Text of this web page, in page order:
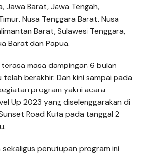
Jawa Barat, Jawa Tengah,
Nusa Tenggara Barat, Nusa
Barat, Sulawesi Tenggara,
Barat dan Papua.
masa dampingan 6 bulan
telah berakhir. Dan kini sampai pada
program yakni acara
Up 2023 yang diselenggarakan di
Road Kuta pada tanggal 2
penutupan program ini